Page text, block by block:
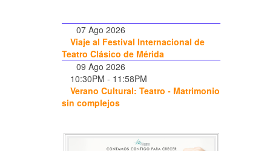
07 Ago 2026
Viaje al Festival Internacional de
Teatro Clásico de Mérida
09 Ago 2026
10:30PM - 11:58PM
Verano Cultural: Teatro - Matrimonio
sin complejos